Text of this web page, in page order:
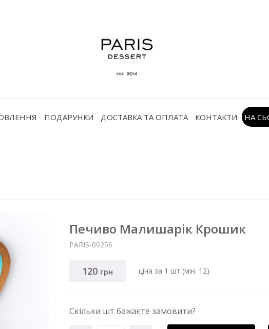
ПОДАРУНКИ ДОСТАВКА ТА ОПЛАТА КОНТАКТИ НА
Печиво Малишарік Крошик
PARIS-00256
120 грн ціна за 1 шт (мiн. 12)
Скільки шт бажаєте замовити?